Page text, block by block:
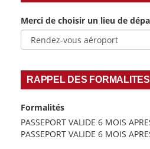
Merci de choisir un lieu de
RAPPEL DES FORMALITES
Formalités
PASSEPORT VALIDE 6 MOIS
PASSEPORT VALIDE 6 MOIS